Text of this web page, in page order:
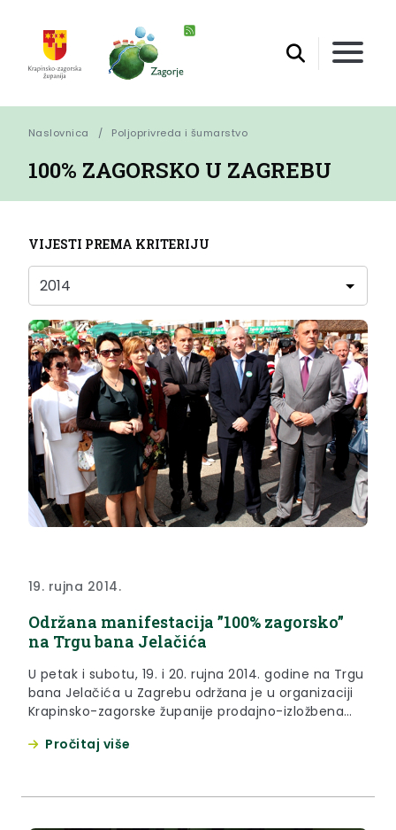
Naslovnica Poljoprivreda i šumarstvo
100% ZAGORSKO U ZAGREBU
VIJESTI PREMA KRITERIJU
19. rujna 2014.
Održana manifestacija ”100% zagorsko”
na Trgu bana Jelačića
U petak i subotu, 19. i 20. rujna 2014. godine na Trgu
bana Jelačića u Zagrebu održana je u organizaciji
Krapinsko-zagorske županije prodajno-izložbena
Zagorja na središnjem zagrebačkom trgu
Pročitaj više